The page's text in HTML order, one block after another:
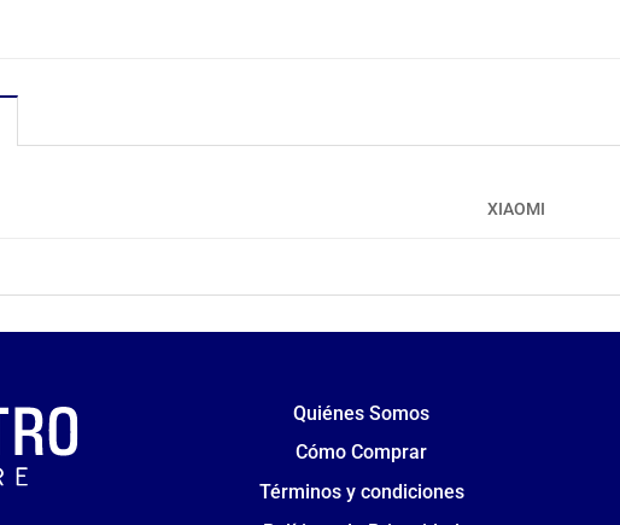
XIAOMI
Quiénes Somos
Cómo Comprar
Términos y condiciones